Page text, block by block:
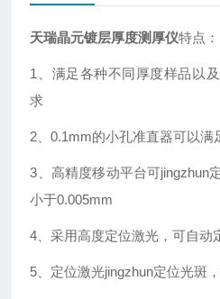
天瑞晶元镀层厚度测厚仪特点：
1、满足各种不同厚度样品以
求
2、0.1mm的小孔准直器可以满
3、高精度移动平台可jingzhun
小于0.005mm
4、采用高度定位激光，可自动
5、定位激光jingzhun定位光斑